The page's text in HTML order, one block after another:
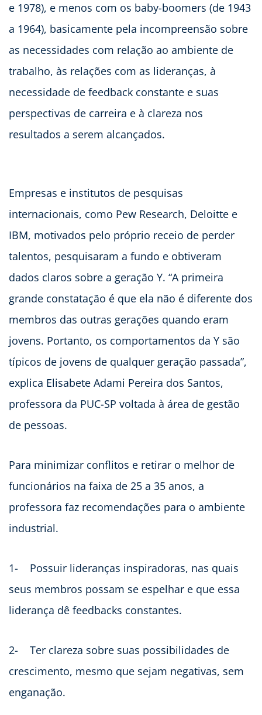
e 1978), e menos com os baby-boomers (de 1943
a 1964), basicamente pela incompreensão sobre
as necessidades com relação ao ambiente de
trabalho, às relações com as lideranças, à
necessidade de feedback constante e suas
perspectivas de carreira e à clareza nos
resultados a serem alcançados.
Empresas e institutos de pesquisas
internacionais, como Pew Research, Deloitte e
IBM, motivados pelo próprio receio de perder
talentos, pesquisaram a fundo e obtiveram
dados claros sobre a geração Y. “A primeira
grande constatação é que ela não é diferente dos
membros das outras gerações quando eram
jovens. Portanto, os comportamentos da Y são
típicos de jovens de qualquer geração passada”,
explica Elisabete Adami Pereira dos Santos,
professora da PUC-SP voltada à área de gestão
de pessoas.
Para minimizar conflitos e retirar o melhor de
funcionários na faixa de 25 a 35 anos, a
professora faz recomendações para o ambiente
industrial.
1- Possuir lideranças inspiradoras, nas quais
seus membros possam se espelhar e que essa
liderança dê feedbacks constantes.
2- Ter clareza sobre suas possibilidades de
crescimento, mesmo que sejam negativas, sem
enganação.